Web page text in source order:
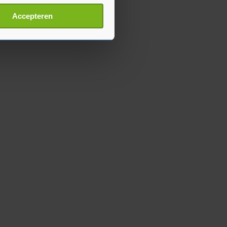
detailgedeelte
cookiepagina kun je
Accepteren